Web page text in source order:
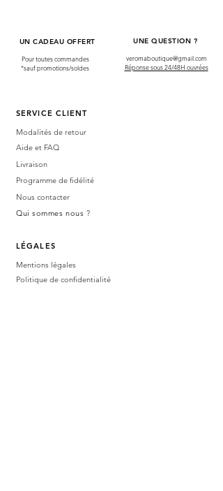
UN CADEAU OFFERT
Pour toutes commandes
*sauf promotions/soldes
UNE QUESTION ?
veromaboutique@gmail.com
Réponse sous 24/48H ouvrées
SERVICE CLIENT
Modalités de retour
Aide et FAQ
Livraison
Programme de fidélité
Nous contacter
Qui sommes nous ?
LÉGALES
Mentions légales
Politique de confidentialité